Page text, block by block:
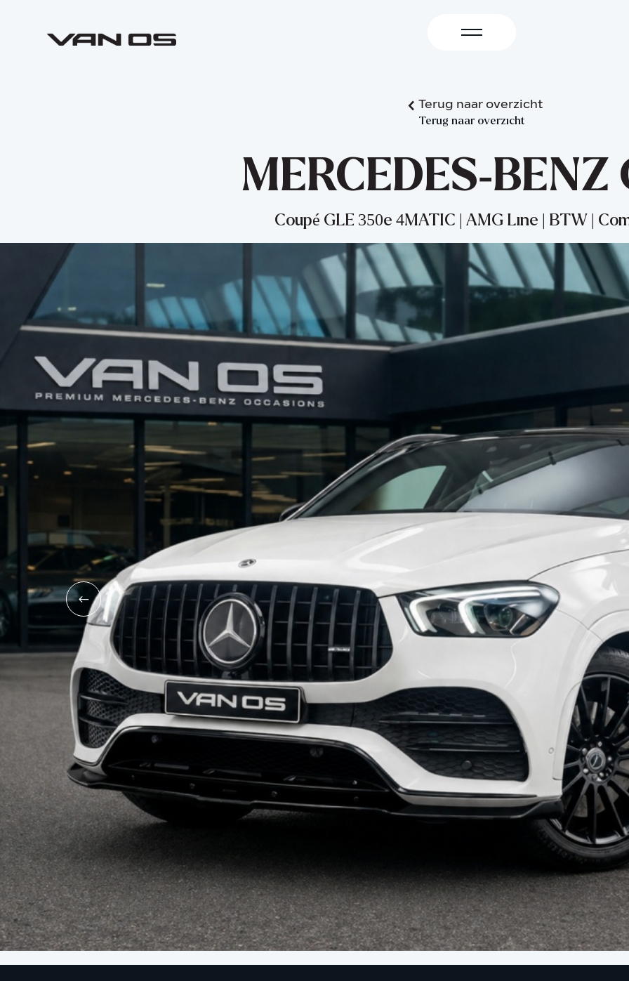
Terug naar overzicht
Terug naar overzicht
MERCEDES-BENZ
Coupé GLE 350e 4MATIC | AMG Line | BTW |